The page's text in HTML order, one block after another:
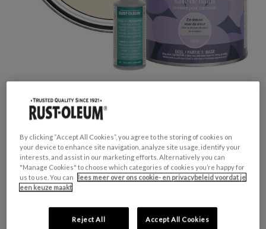
Productveiligheid
Waarschuwing
H317 - Kan een allergische huidreactie
veroorzaken.
H412 - Schadelijk voor in het water levende
By clicking “Accept All Cookies”, you agree to the storing of cookies on
your device to enhance site navigation, analyze site usage, identify your
interests, and assist in our marketing efforts. Alternatively you can
"Manage Cookies" to choose which categories of cookies you’re happy for
us to use. You can
lees meer over ons cookie- en privacybeleid voordat je
een keuze maakt
Reject All Accept All Cookies